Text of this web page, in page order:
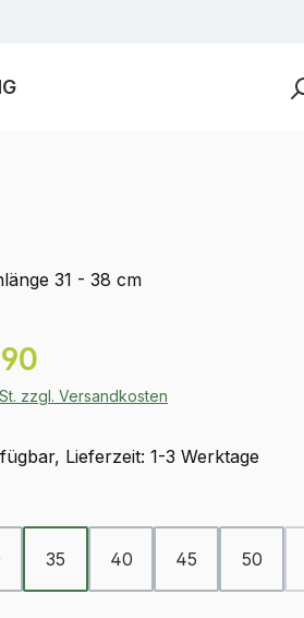
31 - 38 cm
zzgl. Versandkosten
Lieferzeit: 1-3 Werktage
35 40 45 50